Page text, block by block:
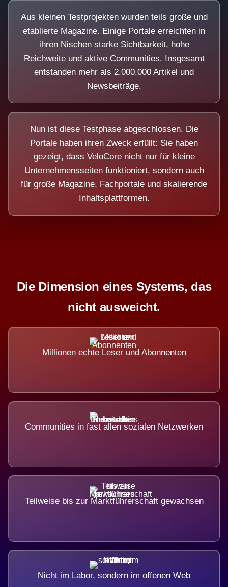
Aus kleinen Testprojekten wurden teils große und
etablierte Magazine. Einige Portale erreichten in
ihren Nischen starke Sichtbarkeit, hohe
Reichweite und aktive Communities. Insgesamt
entstanden mehr als 2.000.000 Artikel und
Newsbeiträge.
Nun ist diese Testphase abgeschlossen. Die
Portale haben ihren Zweck erfüllt: Sie haben
gezeigt, dass VeloCore nicht nur für kleine
Unternehmensseiten funktioniert, sondern auch
für große Magazine, Fachportale und skalierende
Inhaltsplattformen.
Die Dimension eines Systems, das
nicht ausweicht.
Millionen echte Leser und Abonnenten
Communities in fast allen sozialen Netzwerken
Teilweise bis zur Marktführerschaft gewachsen
Nicht im Labor, sondern im offenen Web